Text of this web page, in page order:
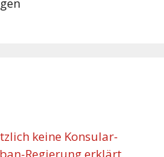
keine Konsular-
Regierung erklärt